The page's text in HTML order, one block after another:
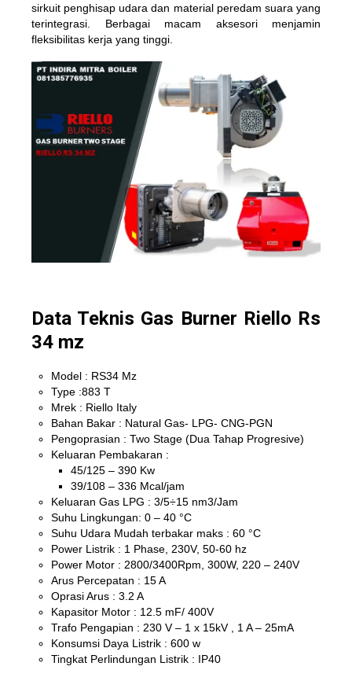
sirkuit penghisap udara dan material peredam suara yang
terintegrasi. Berbagai macam aksesori menjamin
fleksibilitas kerja yang tinggi.
Data Teknis Gas Burner Riello Rs
34 mz
Model : RS34 Mz
Type :883 T
Mrek : Riello Italy
Bahan Bakar : Natural Gas- LPG- CNG-PGN
Pengoprasian : Two Stage (Dua Tahap Progresive)
Keluaran Pembakaran :
45/125 – 390 Kw
39/108 – 336 Mcal/jam
Keluaran Gas LPG : 3/5÷15 nm3/Jam
Suhu Lingkungan: 0 – 40 °C
Suhu Udara Mudah terbakar maks : 60 °C
Power Listrik : 1 Phase, 230V, 50-60 hz
Power Motor : 2800/3400Rpm, 300W, 220 – 240V
Arus Percepatan : 15 A
Oprasi Arus : 3.2 A
Kapasitor Motor : 12.5 mF/ 400V
Trafo Pengapian : 230 V – 1 x 15kV , 1 A – 25mA
Konsumsi Daya Listrik : 600 w
Tingkat Perlindungan Listrik : IP40